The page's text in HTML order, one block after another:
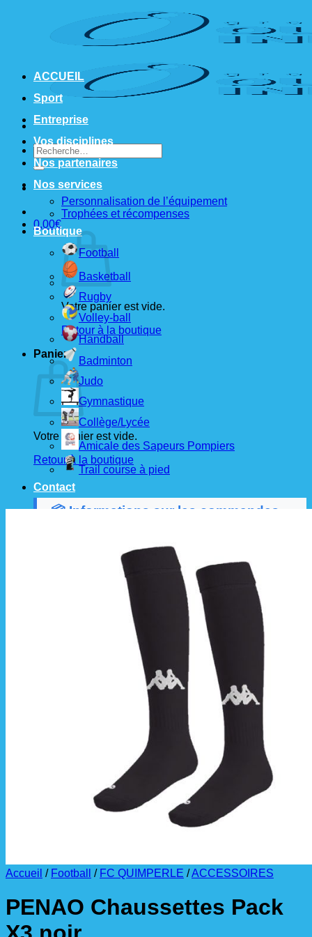
Recherche
pour :
0,00€
Votre panier est vide.
Retour à la boutique
Panier
Votre panier est vide.
Retour à la boutique
📦 Informations sur les commandes
Les commandes sont passées
auprès de nos fournisseurs.
À partir de ces dates, le
délai de livraison est
d'environ 3 semaines
La livraison est effectuée directement au club
La commande est à récupérer auprès du
référent des équipements du club
.
ACCUEIL
Sport
Entreprise
Vos disciplines
Nos partenaires
Nos services
Personnalisation de l’équipement
Trophées et récompenses
Boutique
Football
Basketball
Rugby
Volley-ball
Handball
Badminton
Judo
Gymnastique
Collège/Lycée
Amicale des Sapeurs Pompiers
Trail course à pied
Contact
Accueil / Football / FC QUIMPERLE /ACCESSOIRES
PENAO Chaussettes Pack